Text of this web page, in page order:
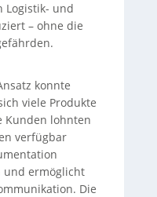
Logistik- und
– ohne die
konnte
viele Produkte
Kunden lohnten
verfügbar
und ermöglicht
Die